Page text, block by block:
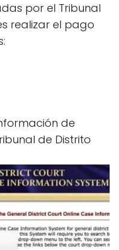
por el Tribunal
realizar el pago
de
de Distrito